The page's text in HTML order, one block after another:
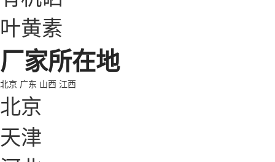
叶黄素
厂家所在地
北京 广东 山西 江西
北京
天津